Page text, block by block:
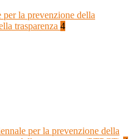
per la prevenzione della
trasparenza 4
per la prevenzione della